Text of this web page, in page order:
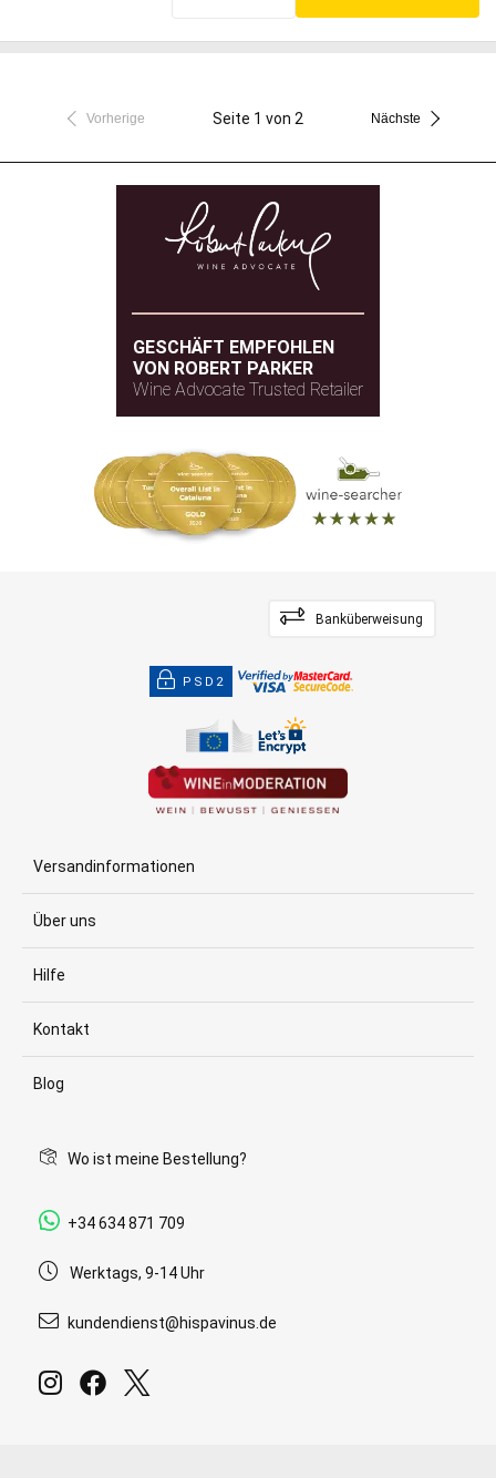
Vorherige Seite 1 von 2 Nächste
GESCHÄFT EMPFOHLEN
VON ROBERT PARKER
Wine Advocate Trusted Retailer
Banküberweisung
PSD2
Versandinformationen
Über uns
Hilfe
Kontakt
Blog
Wo ist meine Bestellung?
+34 634 871 709
Werktags, 9-14 Uhr
kundendienst@hispavinus.de